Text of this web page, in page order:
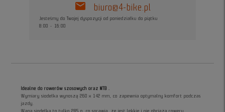
mail biuro@4-bike.pl
Jesteśmy do Twojej dyspozycji od poniedziałku do piątku
8:00 - 16:00
Idealne do rowerów szosowych oraz MTB .
Wymiary siodełka wynoszą 260 x 142 mm, co zapewnia optymalny komfort podczas
jazdy.
Waga siodełka to tylko 285 g, co sprawia, że jest lekkie i nie obciąża roweru.